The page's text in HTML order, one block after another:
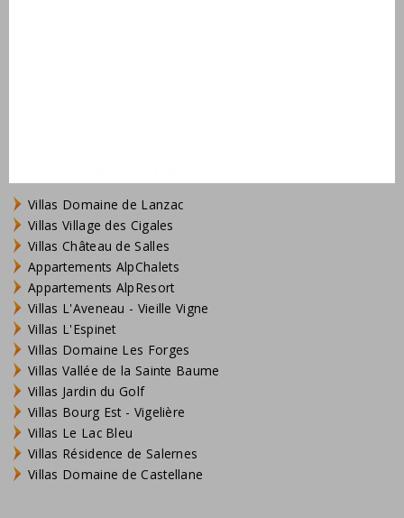
Villas Domaine de Lanzac
Villas Village des Cigales
Villas Château de Salles
Appartements AlpChalets
Appartements AlpResort
Villas L'Aveneau - Vieille Vigne
Villas L'Espinet
Villas Domaine Les Forges
Villas Vallée de la Sainte Baume
Villas Jardin du Golf
Villas Bourg Est - Vigelière
Villas Le Lac Bleu
Villas Résidence de Salernes
Villas Domaine de Castellane